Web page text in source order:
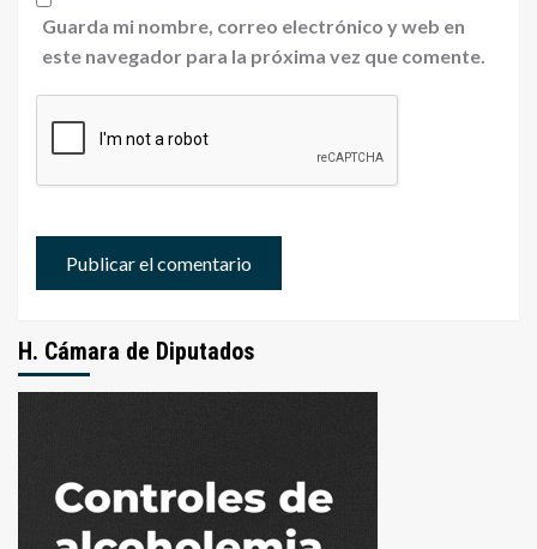
Guarda mi nombre, correo electrónico y web en
este navegador para la próxima vez que comente.
H. Cámara de Diputados